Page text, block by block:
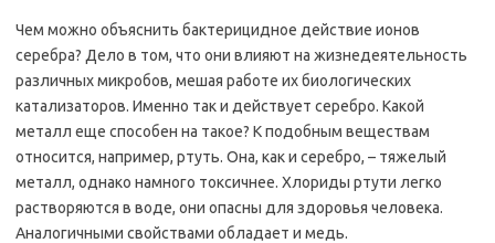
Чем можно объяснить бактерицидное действие ионов
серебра? Дело в том, что они влияют на жизнедеятельность
различных микробов, мешая работе их биологических
катализаторов. Именно так и действует серебро. Какой
металл еще способен на такое? К подобным веществам
относится, например, ртуть. Она, как и серебро, – тяжелый
металл, однако намного токсичнее. Хлориды ртути легко
растворяются в воде, они опасны для здоровья человека.
Аналогичными свойствами обладает и медь.